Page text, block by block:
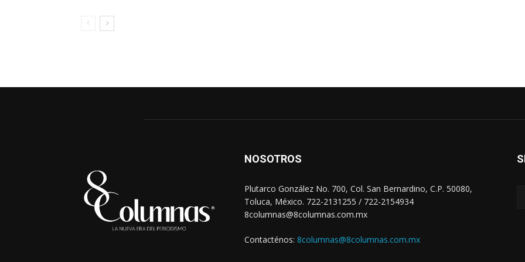
NOSOTROS
Plutarco González No. 700, Col. San Bernardino, C.P. 50080,
Toluca, México. 722-2131255 / 722-2154934
8columnas@8columnas.com.mx
Contacténos: 8columnas@8columnas.com.mx